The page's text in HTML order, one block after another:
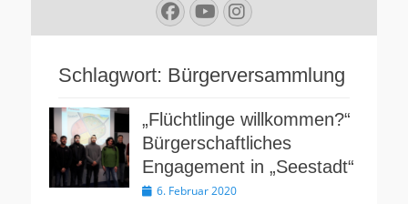
Facebook
YouTube
Instagram
Schlagwort: Bürgerversammlung
„Flüchtlinge willkommen?“
Bürgerschaftliches
Engagement in „Seestadt“
Veröffentlicht
6. Februar 2020